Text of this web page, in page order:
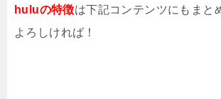
huluの特徴は下記コンテンツにもまと
よろしければ！